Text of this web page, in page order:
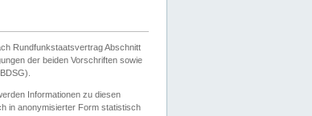
Rundfunkstaatsvertrag Abschnitt
der beiden Vorschriften sowie
Informationen zu diesen
in anonymisierter Form statistisch